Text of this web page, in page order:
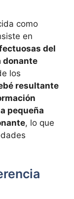
como
en
del
donante
los
resultante
pequeña
, lo que